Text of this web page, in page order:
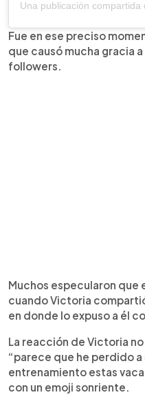
Fue en ese preciso
que causó mucha gracia
followers.
Muchos especularon que
cuando Victoria
en donde lo expuso a él
La reacción de Victoria
“parece que he perdido
entrenamiento estas
con un emoji sonriente.